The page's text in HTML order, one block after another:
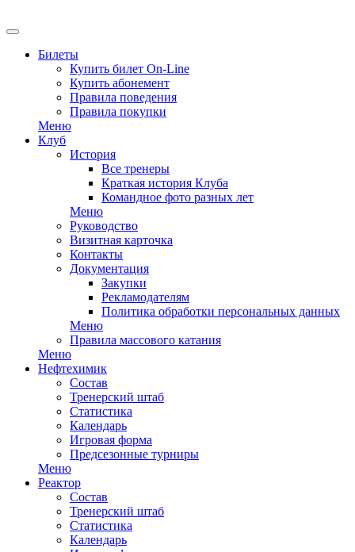
Билеты
Купить билет On-Line
Купить абонемент
Правила поведения
Правила покупки
Меню
Клуб
История
Все тренеры
Краткая история Клуба
Командное фото разных лет
Меню
Руководство
Визитная карточка
Контакты
Документация
Закупки
Рекламодателям
Политика обработки персональных данных
Меню
Правила массового катания
Меню
Нефтехимик
Состав
Тренерский штаб
Статистика
Календарь
Игровая форма
Предсезонные турниры
Меню
Реактор
Состав
Тренерский штаб
Статистика
Календарь